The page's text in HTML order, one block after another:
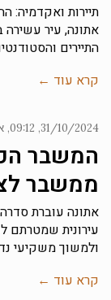
תיירות ואקדמיה:
אתונה, עיר עשירה
התיירים
קרא עוד ←
31/10/2024
09:12
המשבר
ממשבר
אתונה עוברת
עירונית שמטרתם
ולמשוך משקיעי
קרא עוד ←